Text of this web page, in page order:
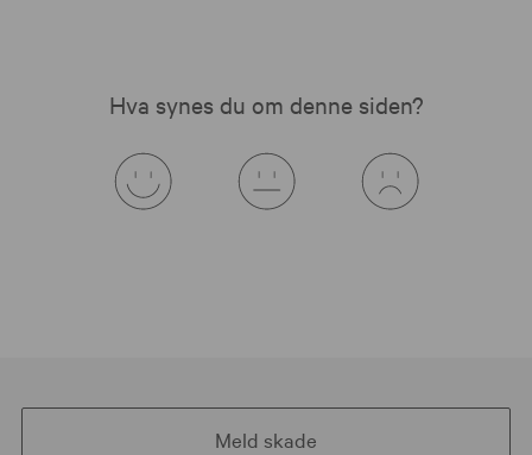
Hva synes du om denne siden?
Meld skade